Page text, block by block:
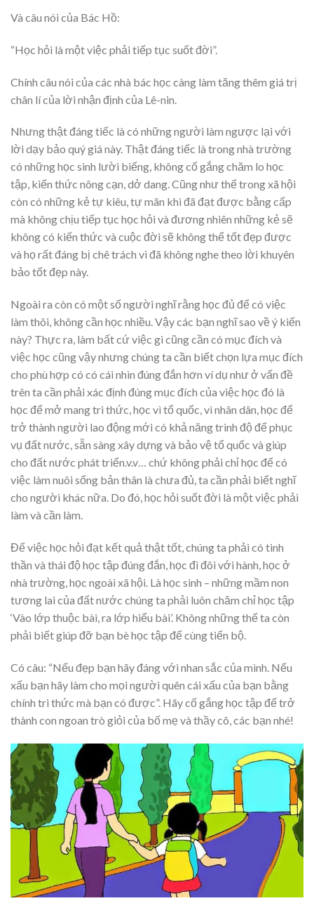
Và câu nói của Bác Hồ:
“Học hỏi là một việc phải tiếp tục suốt đời”.
Chính câu nói của các nhà bác học càng làm tăng thêm giá trị
chân lí của lời nhận định của Lê-nin.
Nhưng thật đáng tiếc là có những người làm ngược lại với
lời dạy bảo quý giá này. Thật đáng tiếc là trong nhà trường
có những học sinh lười biếng, không cố gắng chăm lo học
tập, kiến thức nông cạn, dở dang. Cũng như thế trong xã hội
còn có những kẻ tự kiêu, tự mãn khi đã đạt được bằng cấp
mà không chịu tiếp tục học hỏi và đương nhiên những kẻ sẽ
không có kiến thức và cuộc đời sẽ không thể tốt đẹp được
và họ rất đáng bị chê trách vì đã không nghe theo lời khuyên
bảo tốt đẹp này.
Ngoài ra còn có một số người nghĩ rằng học đủ để có việc
làm thôi, không cần học nhiều. Vậy các bạn nghĩ sao về ý kiến
này? Thực ra, làm bất cứ việc gì cũng cần có mục đích và
việc học cũng vậy nhưng chúng ta cần biết chọn lựa mục đích
cho phù hợp có có cái nhìn đúng đắn hơn ví dụ như ở vấn đề
trên ta cần phải xác định đúng mục đích của việc học đó là
học để mở mang tri thức, học vì tổ quốc, vì nhân dân, học để
trở thành người lao động mới có khả năng trình độ để phục
vụ đất nước, sẵn sàng xây dựng và bảo vệ tổ quốc và giúp
cho đất nước phát triển.v.v… chứ không phải chỉ học để có
việc làm nuôi sống bản thân là chưa đủ, ta cần phải biết nghĩ
cho người khác nữa. Do đó, học hỏi suốt đời là một việc phải
làm và cần làm.
Để việc học hỏi đạt kết quả thật tốt, chúng ta phải có tinh
thần và thái độ học tập đúng đắn, học đi đôi với hành, học ở
nhà trường, học ngoài xã hội. Là học sinh – những mầm non
tương lai của đất nước chúng ta phải luôn chăm chỉ học tập
‘Vào lớp thuộc bài, ra lớp hiểu bài’. Không những thế ta còn
phải biết giúp đỡ bạn bè học tập để cùng tiến bộ.
Có câu: “Nếu đẹp bạn hãy đáng với nhan sắc của mình. Nếu
xấu bạn hãy làm cho mọi người quên cái xấu của bạn bằng
chính tri thức mà bạn có được”. Hãy cố gắng học tập để trở
thành con ngoan trò giỏi của bố mẹ và thầy cô, các bạn nhé!